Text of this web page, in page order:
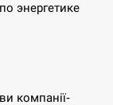
энергетике
компанії-